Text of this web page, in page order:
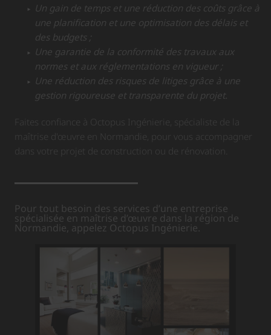
Un gain de temps et une réduction des coûts grâce à
une planification et une optimisation des délais et
des budgets ;
Une garantie de la conformité des travaux aux
normes et aux réglementations en vigueur ;
Une réduction des risques de litiges grâce à une
gestion rigoureuse et transparente du projet.
Faites confiance à Octopus Ingénierie, spécialiste de la
maîtrise d'œuvre en Normandie, pour vous accompagner
dans votre projet de construction ou de rénovation.
Pour tout besoin des services d’une entreprise
spécialisée en maîtrise d’œuvre dans la région de
Normandie, appelez Octopus Ingénierie.